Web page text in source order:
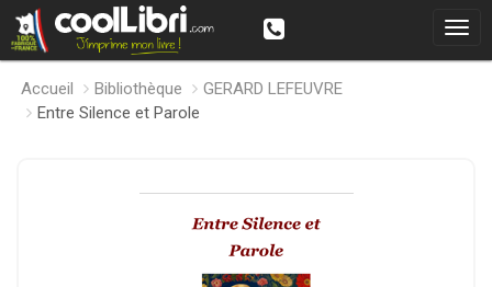
Accueil Bibliothèque
GERARD LEFEUVRE
Entre Silence et Parole